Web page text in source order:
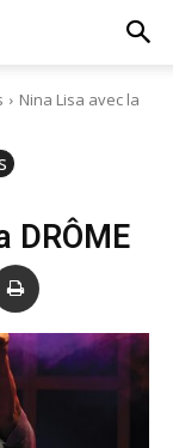
Nina Lisa avec la
DRÔME